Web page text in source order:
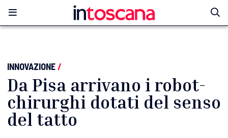
INNOVAZIONE/
Da Pisa arrivano i robot-
chirurghi dotati del senso
del tatto